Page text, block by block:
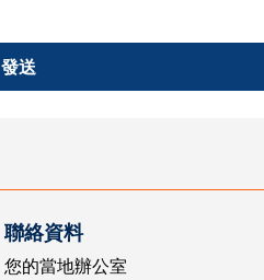
發送
聯絡資料
您的當地辦公室